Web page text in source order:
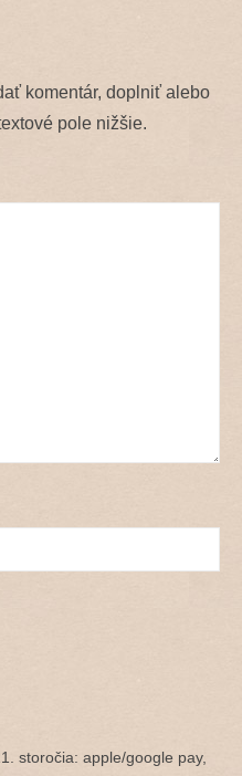
komentár, doplniť alebo
pole nižšie.
storočia: apple/google pay,